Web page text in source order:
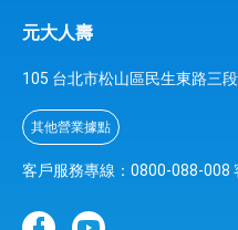
元
元大人壽
105 台北市松山區民生東路三
其他營業據點
客戶服務專線：0800-088-008